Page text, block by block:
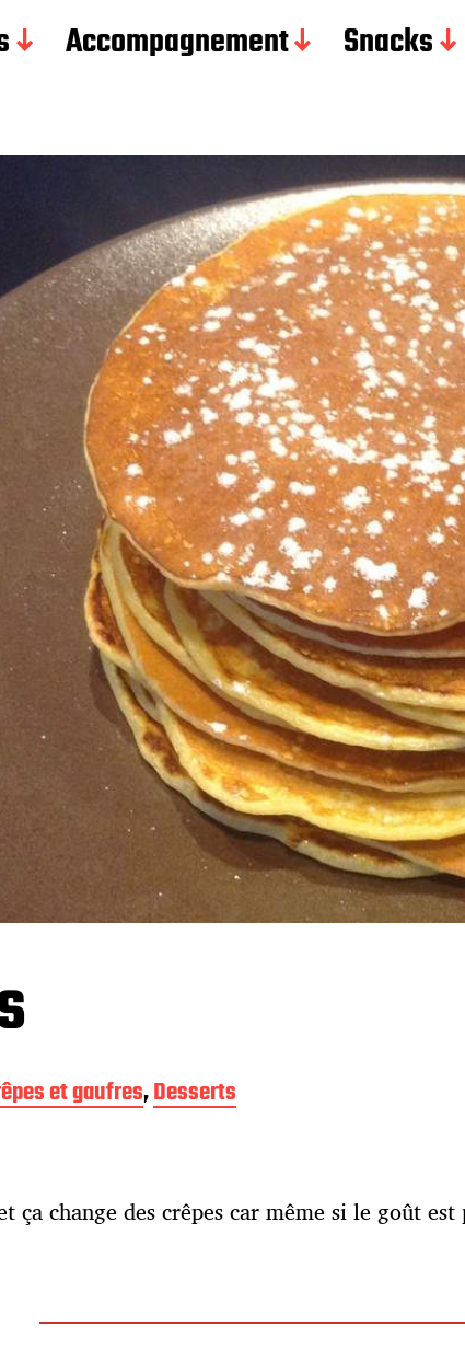
Accompagnement Snacks
et gaufres,Desserts
ça change des crêpes car même si le goût